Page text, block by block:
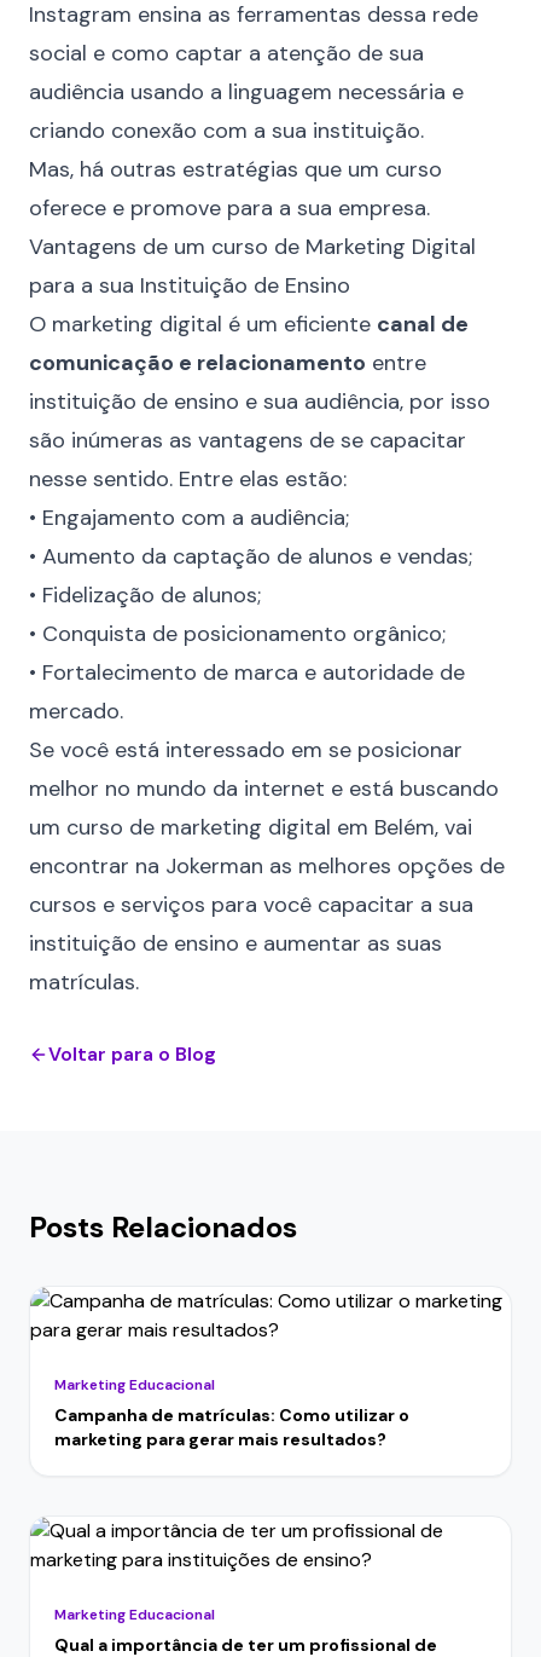
Instagram ensina as ferramentas dessa rede
social e como captar a atenção de sua
audiência usando a linguagem necessária e
criando conexão com a sua instituição.
Mas, há outras estratégias que um curso
oferece e promove para a sua empresa.
Vantagens de um curso de Marketing Digital
para a sua Instituição de Ensino
O marketing digital é um eficiente canal de
comunicação e relacionamento entre
instituição de ensino e sua audiência, por isso
são inúmeras as vantagens de se capacitar
nesse sentido. Entre elas estão:
• Engajamento com a audiência;
• Aumento da captação de alunos e vendas;
• Fidelização de alunos;
• Conquista de posicionamento orgânico;
• Fortalecimento de marca e autoridade de
mercado.
Se você está interessado em se posicionar
melhor no mundo da internet e está buscando
um curso de marketing digital em Belém, vai
encontrar na Jokerman as melhores opções de
cursos e serviços para você capacitar a sua
instituição de ensino e aumentar as suas
matrículas.
Voltar para o Blog
Posts Relacionados
Marketing Educacional
Campanha de matrículas: Como utilizar o
marketing para gerar mais resultados?
Marketing Educacional
Qual a importância de ter um profissional de